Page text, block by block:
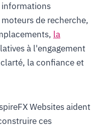
informations
de recherche,
la
à l'engagement
la confiance et
Websites aident
ces